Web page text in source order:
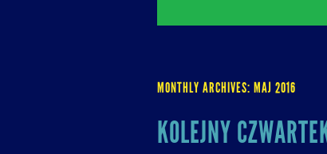
MONTHLY ARCHIVES: MAJ 2016
KOLEJNY